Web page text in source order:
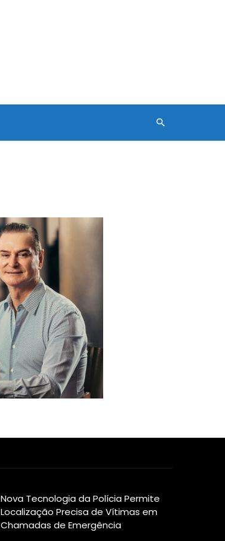
Nova Tecnologia da Polícia Permite
Localização Precisa de Vítimas em
Chamadas de Emergência